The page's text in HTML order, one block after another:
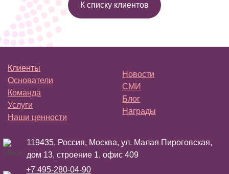
К списку клиентов
Клиенты
Основатели
Команда
Услуги
Наши ценности
Новости
СМИ
Блог
Награды
119435, Россия, Москва, ул. Малая Пироговская,
дом 13, строение 1, офис 409
+7 495-280-04-90